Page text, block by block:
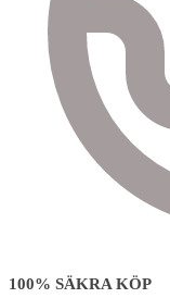
100% SÄKRA KÖP